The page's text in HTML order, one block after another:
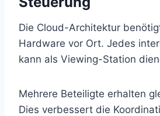
Die Cloud-Architektur
Hardware vor Ort. Jedes
kann als Viewing-Station
Mehrere Beteiligte erhalten
Dies verbessert die